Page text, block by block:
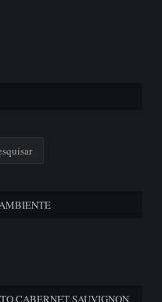
CABERNET SAUVIGNON